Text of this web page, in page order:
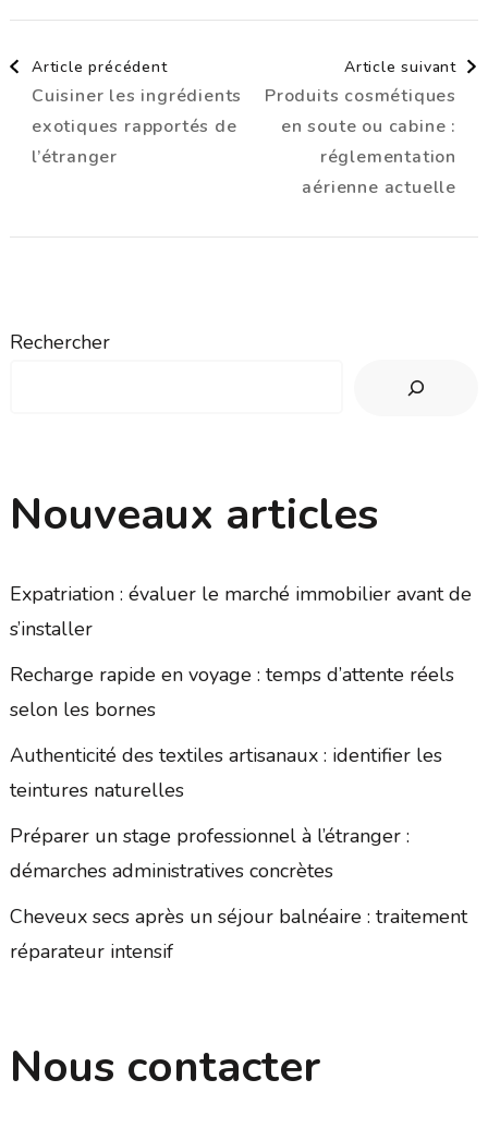
Navigation
d'article
Article précédent
Cuisiner les ingrédients
exotiques rapportés de
l’étranger
Article suivant
Produits cosmétiques
en soute ou cabine :
réglementation
aérienne actuelle
Rechercher
Nouveaux articles
Expatriation : évaluer le marché immobilier avant de
s’installer
Recharge rapide en voyage : temps d’attente réels
selon les bornes
Authenticité des textiles artisanaux : identifier les
teintures naturelles
Préparer un stage professionnel à l’étranger :
démarches administratives concrètes
Cheveux secs après un séjour balnéaire : traitement
réparateur intensif
Nous contacter